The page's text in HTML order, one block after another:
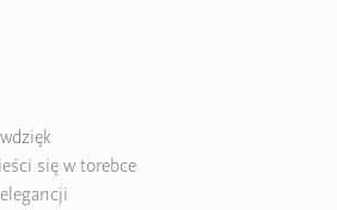
się w torebce